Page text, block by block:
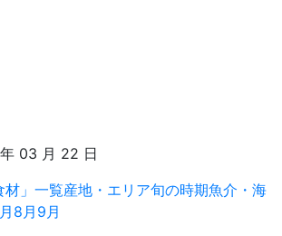
03 月 22 日
材」一覧産地・エリア旬の時期魚介・海
8月 9月